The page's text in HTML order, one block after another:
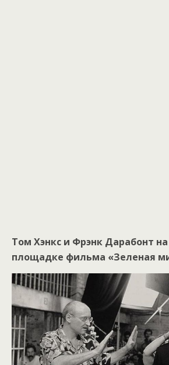
Том Хэнкс и Фрэнк Дарабонт
площадке фильма «Зеленая